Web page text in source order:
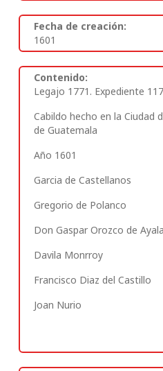
Fecha de creación:
1601
Contenido:
Legajo 1771. Expediente
Cabildo hecho en la Ciudad
de Guatemala
Año 1601
Garcia de Castellanos
Gregorio de Polanco
Don Gaspar Orozco de Ayala
Davila Monrroy
Francisco Diaz del Castillo
Joan Nurio